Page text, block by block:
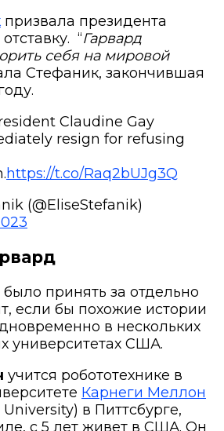
призвала президента
“Гарвард
себя на мировой
Стефаник, закончившая
Claudine Gay
resign for refusing
https://t.co/Raq2bUJg3Q
(@EliseStefanik)
принять за отдельно
если бы похожие истории
в нескольких
университетах США.
учится робототехнике в
Карнеги Меллон
в Питтсбурге,
с 5 лет живет в США. Он